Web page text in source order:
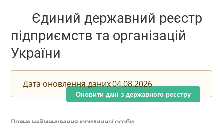
Єдиний державний реєстр
підприємств та організацій
України
Дата оновлення даних 04.08.2026
Оновити дані з державного реєстру